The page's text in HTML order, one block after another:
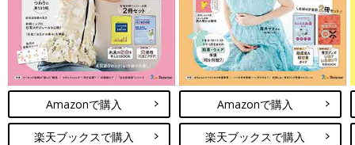
Amazonで購入
楽天ブックスで購入
Amazonで購入
楽天ブックスで購入